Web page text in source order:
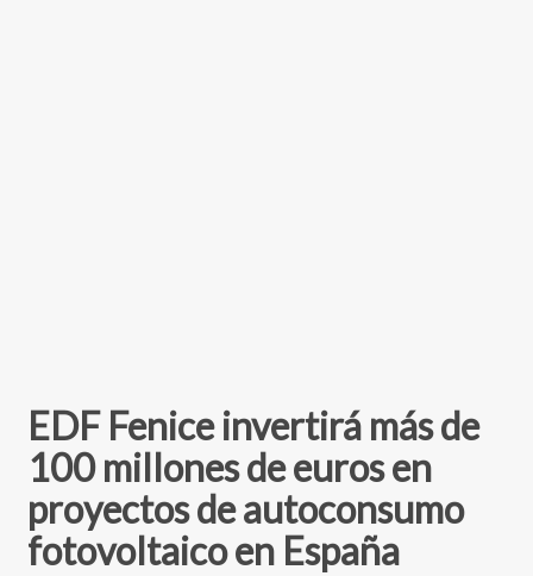
EDF Fenice invertirá más de
100 millones de euros en
proyectos de autoconsumo
fotovoltaico en España